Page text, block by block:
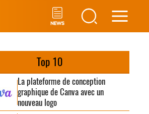
Top 10
La plateforme de conception
graphique de Canva avec un
nouveau logo